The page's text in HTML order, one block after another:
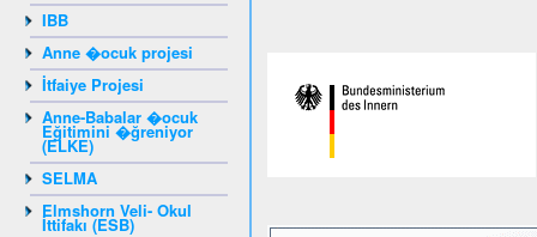
IBB
Anne �ocuk projesi
İtfaiye Projesi
Anne-Babalar �ocuk
Eğitimini �ğreniyor
(ELKE)
SELMA
Elmshorn Veli- Okul
İttifakı (ESB)